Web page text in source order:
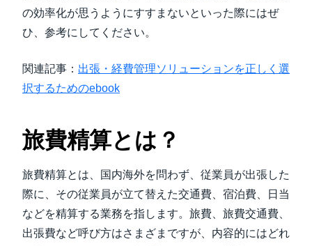
働きかた改革
の効率化が思うようにすすまないといった際にはぜ
ひ、参考にしてください。
関連記事： 出張・経費管理ソリューションを正しく選
択するためのebook
旅費精算とは？
旅費精算とは、国内海外を問わず、従業員が出張した
際に、その従業員が立て替えた交通費、宿泊費、日当
などを精算する業務を指します。旅費、旅費交通費、
出張費など呼び方はさまざまですが、内容的にはどれ